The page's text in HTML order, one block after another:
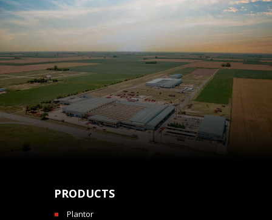
PRODUCTS
Plantor